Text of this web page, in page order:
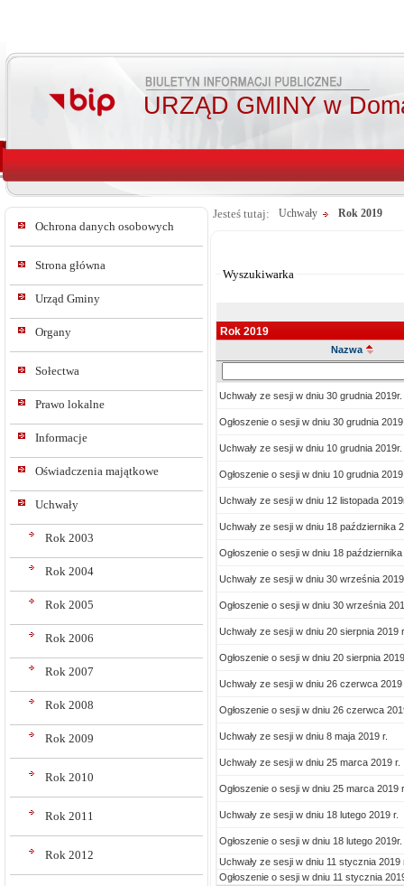
URZĄD GMINY w
Ochrona danych osobowych
Strona główna
Urząd Gminy
Organy
Sołectwa
Prawo lokalne
Informacje
Oświadczenia majątkowe
Uchwały
Rok 2003
Rok 2004
Rok 2005
Rok 2006
Rok 2007
Rok 2008
Rok 2009
Rok 2010
Rok 2011
Rok 2012
Jesteś tutaj: Uchwały Rok 2019
Wyszukiwarka
Rok 2019
Nazwa
w
tresc_tytul
Uchwały ze sesji w dniu 30 grudnia 2019r.
Ogłoszenie o sesji w dniu 30 grudnia
Uchwały ze sesji w dniu 10 grudnia 2019r.
Ogłoszenie o sesji w dniu 10 grudnia
Uchwały ze sesji w dniu 12 listopada
Uchwały ze sesji w dniu 18 października
Ogłoszenie o sesji w dniu 18 października
Uchwały ze sesji w dniu 30 września
Ogłoszenie o sesji w dniu 30 września
Uchwały ze sesji w dniu 20 sierpnia 2019
Ogłoszenie o sesji w dniu 20 sierpnia
Uchwały ze sesji w dniu 26 czerwca 2019
Ogłoszenie o sesji w dniu 26 czerwca
Uchwały ze sesji w dniu 8 maja 2019 r.
Uchwały ze sesji w dniu 25 marca 2019 r.
Ogłoszenie o sesji w dniu 25 marca 2019
Uchwały ze sesji w dniu 18 lutego 2019 r.
Ogłoszenie o sesji w dniu 18 lutego 2019r.
Uchwały ze sesji w dniu 11 stycznia 2019
Ogłoszenie o sesji w dniu 11 stycznia